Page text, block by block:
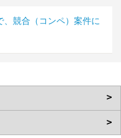
、競合（コンペ）案件に